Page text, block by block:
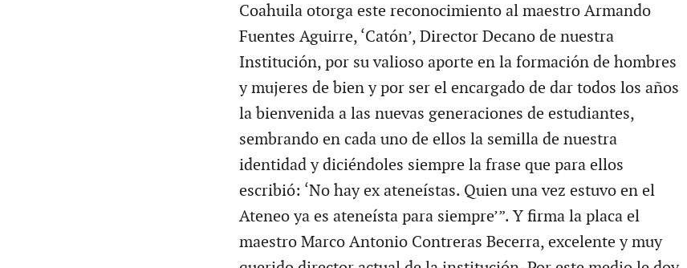
Coahuila otorga este reconocimiento al maestro Armando
Fuentes Aguirre, ‘Catón’, Director Decano de nuestra
Institución, por su valioso aporte en la formación de hombres
y mujeres de bien y por ser el encargado de dar todos los años
la bienvenida a las nuevas generaciones de estudiantes,
sembrando en cada uno de ellos la semilla de nuestra
identidad y diciéndoles siempre la frase que para ellos
escribió: ‘No hay ex ateneístas. Quien una vez estuvo en el
Ateneo ya es ateneísta para siempre’”. Y firma la placa el
maestro Marco Antonio Contreras Becerra, excelente y muy